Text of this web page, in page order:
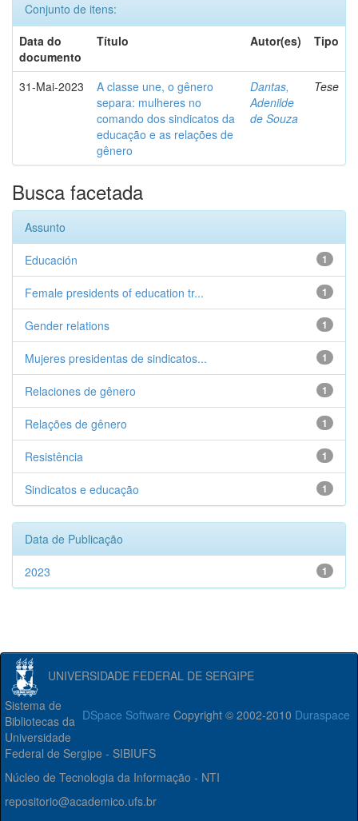
Conjunto de itens:
Data do
documento
Título Autor(es) Tipo
31-Mai-2023
A classe une, o gênero
separa: mulheres no
comando dos sindicatos da
educação e as relações de
gênero
Dantas,
Adenilde
de Souza
Tese
Busca facetada
Assunto
1
Educación
1
Female presidents of education tr...
1
Gender relations
1
Mujeres presidentas de sindicatos...
1
Relaciones de gênero
1
Relações de gênero
1
Resistência
1
Sindicatos e educação
Data de Publicação
1
2023
UNIVERSIDADE FEDERAL DE SERGIPE
DSpace Software Copyright © 2002-2010 Duraspace
Sistema de
Bibliotecas da
Universidade
Federal de Sergipe - SIBIUFS
Núcleo de Tecnologia da Informação - NTI
repositorio@academico.ufs.br